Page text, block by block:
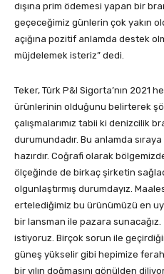
dışına prim ödemesi yapan bir
geçeceğimiz günlerin çok yakın
açığına pozitif anlamda destek
müjdelemek isteriz” dedi.
Teker, Türk P&I Sigorta’nın 2021
ürünlerinin olduğunu belirterek
çalışmalarımız tabii ki denizcilik
durumundadır. Bu anlamda
hazırdır. Coğrafi olarak
ölçeğinde de birkaç şirketin
olgunlaştırmış durumdayız.
ertelediğimiz bu ürünümüzü en
bir lansman ile pazara sunacağız.
istiyoruz. Birçok sorun ile
güneş yükselir gibi hepimize
bir yılın doğmasını gönülden